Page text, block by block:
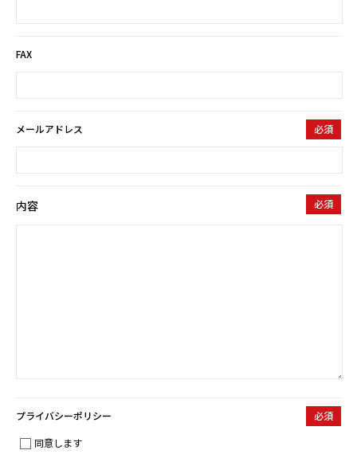
FAX
メールアドレス 必須
内容 必須
プライバシーポリシー
必須
同意します